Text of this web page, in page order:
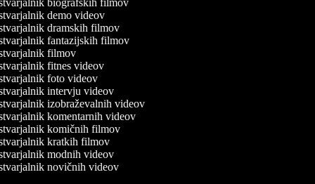
biografskih filmov
demo videov
dramskih filmov
fantazijskih filmov
filmov
fitnes videov
foto videov
intervju videov
izobraževalnih videov
komentarnih videov
komičnih filmov
kratkih filmov
modnih videov
novičnih videov